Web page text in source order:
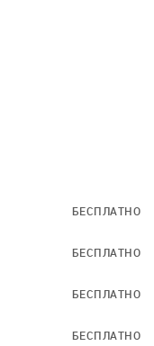
БЕСПЛАТНО
БЕСПЛАТНО
БЕСПЛАТНО
БЕСПЛАТНО